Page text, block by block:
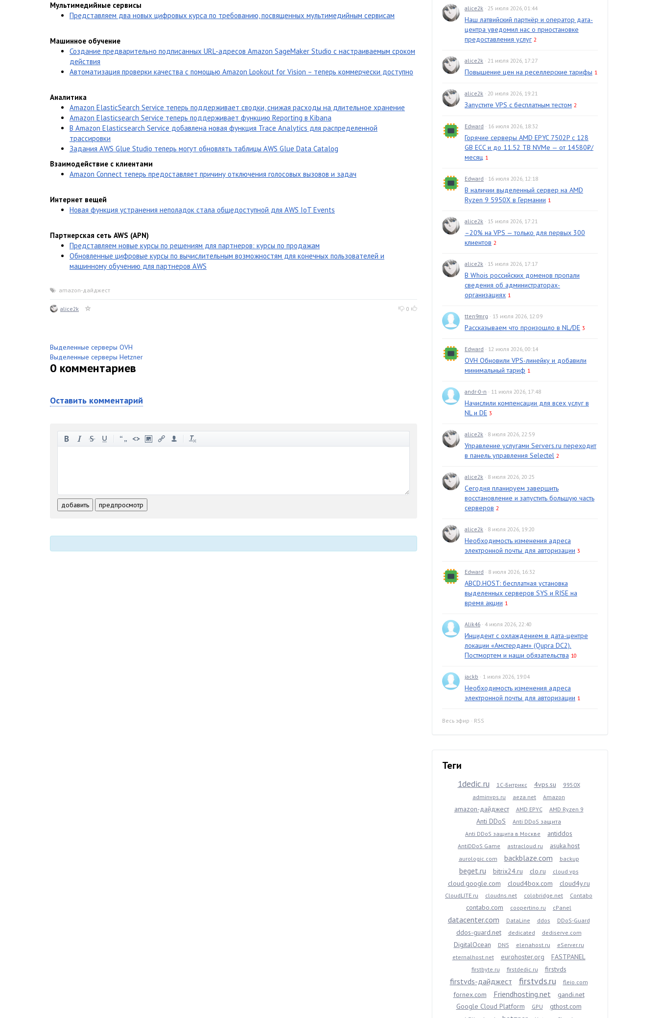
Мультимедийные сервисы
Представляем два новых цифровых курса по требованию, посвященных мультимедийным сервисам
Машинное обучение
Создание предварительно подписанных URL-адресов Amazon SageMaker Studio с настраиваемым сроком
действия
Автоматизация проверки качества с помощью Amazon Lookout for Vision – теперь коммерчески доступно
Аналитика
Amazon ElasticSearch Service теперь поддерживает сводки, снижая расходы на длительное хранение
Amazon Elasticsearch Service теперь поддерживает функцию Reporting в Kibana
В Amazon Elasticsearch Service добавлена новая функция Trace Analytics для распределенной
трассировки
Задания AWS Glue Studio теперь могут обновлять таблицы AWS Glue Data Catalog
Взаимодействие с клиентами
Amazon Connect теперь предоставляет причину отключения голосовых вызовов и задач
Интернет вещей
Новая функция устранения неполадок стала общедоступной для AWS IoT Events
Партнерская сеть AWS (APN)
Представляем новые курсы по решениям для партнеров: курсы по продажам
Обновленные цифровые курсы по вычислительным возможностям для конечных пользователей и
машинному обучению для партнеров AWS
amazon-дайджест
alice2k 0
Выделенные серверы OVH
Выделенные серверы Hetzner
0 комментариев
Оставить комментарий
-
-
-
добавить предпросмотр
alice2k · 25 июля 2026, 01:44
Наш латвийский партнёр и оператор дата-
центра уведомил нас о приостановке
предоставления услуг 2
alice2k · 21 июля 2026, 17:27
Повышение цен на реселлерские тарифы 1
alice2k · 20 июля 2026, 19:21
Запустите VPS с бесплатным тестом 2
Edward · 16 июля 2026, 18:32
Горячие серверы AMD EPYC 7502P с 128
GB ECC и до 11.52 TB NVMe — от 14580₽/
месяц 1
Edward · 16 июля 2026, 12:18
В наличии выделенный сервер на AMD
Ryzen 9 5950X в Германии 1
alice2k · 15 июля 2026, 17:21
–20% на VPS — только для первых 300
клиентов 2
alice2k · 15 июля 2026, 17:17
В Whois российских доменов пропали
сведения об администраторах-
организациях 1
tten9mrg · 13 июля 2026, 12:09
Рассказываем что произошло в NL/DE 3
Edward · 12 июля 2026, 00:14
OVH Обновили VPS-линейку и добавили
минимальный тариф 1
andr-0-n · 11 июля 2026, 17:48
Начислили компенсации для всех услуг в
NL и DE 3
alice2k · 8 июля 2026, 22:59
Управление услугами Servers.ru переходит
в панель управления Selectel 2
alice2k · 8 июля 2026, 20:25
Сегодня планируем завершить
восстановление и запустить большую часть
серверов 2
alice2k · 8 июля 2026, 19:20
Необходимость изменения адреса
электронной почты для авторизации 3
Edward · 8 июля 2026, 16:32
ABCD.HOST: бесплатная установка
выделенных серверов SYS и RISE на
время акции 1
Alik46 · 4 июля 2026, 22:40
Инцидент с охлаждением в дата-центре
локации «Амстердам» (Qupra DC2).
Постмортем и наши обязательства 10
jackb · 1 июля 2026, 19:04
Необходимость изменения адреса
электронной почты для авторизации 1
Весь эфир · RSS
Теги
1dedic.ru 1С-Битрикс 4vps.su
9950X
adminvps.ru
aeza.net Amazon
amazon-дайджест AMD EPYC AMD Ryzen 9
Anti DDoS
Anti DDoS защита
Anti DDoS защита в Москве
antiddos
AntiDDoS Game astracloud.ru asuka.host
aurologic.com backblaze.com backup
beget.ru bitrix24.ru clo.ru cloud vps
cloud.google.com cloud4box.com cloud4y.ru
CloudLITE.ru cloudns.net colobridge.net Contabo
contabo.com coopertino.ru cPanel
datacenter.com DataLine ddos DDoS-Guard
ddos-guard.net dedicated dediserve.com
DigitalOcean DNS elenahost.ru
eServer.ru
eternalhost.net
eurohoster.org FASTPANEL
firstbyte.ru firstdedic.ru firstvds
firstvds-дайджест firstvds.ru fleio.com
fornex.com Friendhosting.net
gandi.net
Google Cloud Platform
GPU gthost.com